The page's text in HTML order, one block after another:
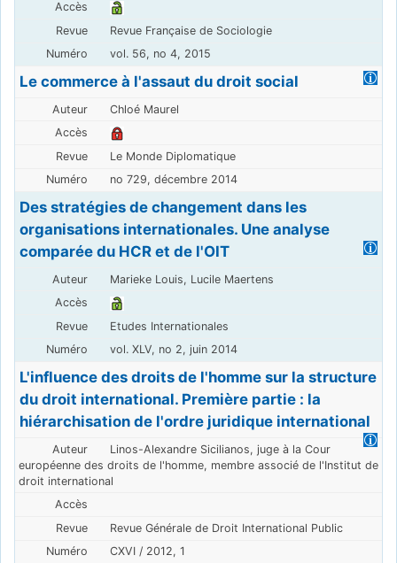
Revue Française de Sociologie
vol. 56, no 4, 2015
Le commerce à l'assaut du droit social
Chloé Maurel
Le Monde Diplomatique
no 729, décembre 2014
Des stratégies de changement dans les
organisations internationales. Une analyse
comparée du HCR et de l'OIT
Marieke Louis, Lucile Maertens
Etudes Internationales
vol. XLV, no 2, juin 2014
L'influence des droits de l'homme sur la structure
du droit international. Première partie : la
hiérarchisation de l'ordre juridique international
Linos-Alexandre Sicilianos, juge à la Cour
européenne des droits de l'homme, membre associé de l'Institut de
droit international
Revue Générale de Droit International Public
CXVI / 2012, 1